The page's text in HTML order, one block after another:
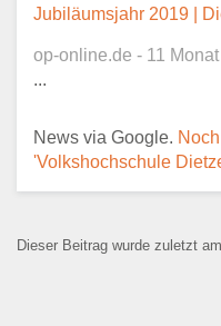
Jubiläumsjahr 2019 |
op-online.de - 11
...
News via Google.
'Volkshochschule
Dieser Beitrag wurde zuletzt